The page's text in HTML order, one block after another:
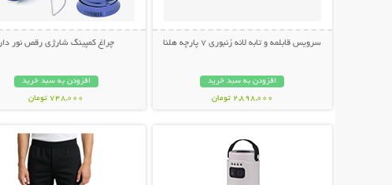
سرویس قابلمه و تابه لانه زنبوری 7 پارچه هلنا
افزودن به سبد خرید
2,898,000 تومان
چراغ کمپینگ شارژی رقص نور دار
افزودن به سبد خرید
748,000 تومان